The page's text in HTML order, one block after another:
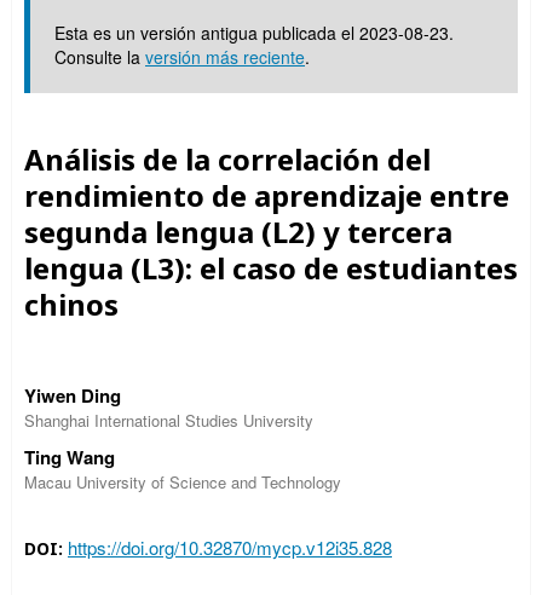
Esta es un versión antigua publicada el 2023-08-23.
Consulte la versión más reciente.
Análisis de la correlación del
rendimiento de aprendizaje entre
segunda lengua (L2) y tercera
lengua (L3): el caso de estudiantes
chinos
Yiwen Ding
Shanghai International Studies University
Ting Wang
Macau University of Science and Technology
DOI: https://doi.org/10.32870/mycp.v12i35.828